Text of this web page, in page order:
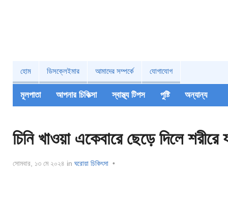
হোম ডিসক্লেইমার আমাদের সম্পর্কে যোগাযোগ
মূলপাতা আপনার চিকিত্‍সা স্বাস্থ্য টিপস পুষ্টি অন্যান্য
চিনি খাওয়া একেবারে ছেড়ে দিলে শরীরে
সোমবার, ১৩ মে ২০২৪ in ঘরোয়া চিকিৎসা •